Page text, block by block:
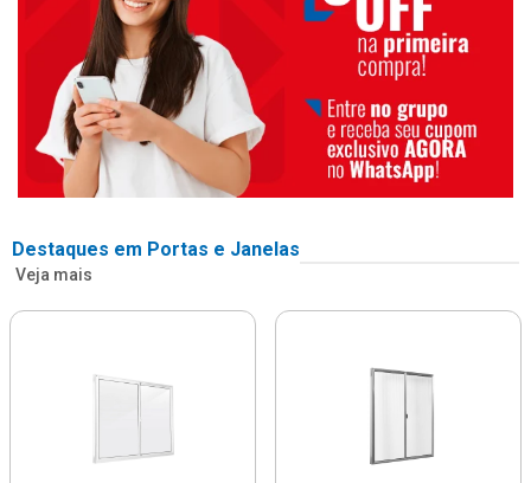
Destaques em Portas e Janelas
Veja mais